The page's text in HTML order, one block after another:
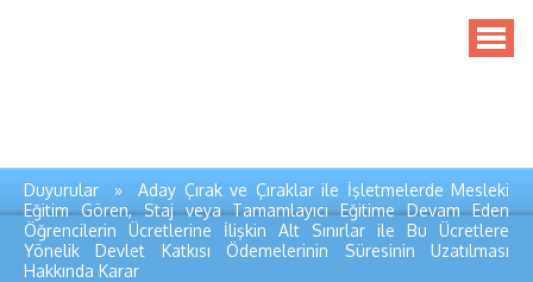
Duyurular » Aday Çırak ve Çıraklar ile İşletmelerde Mesleki
Eğitim Gören, Staj veya Tamamlayıcı Eğitime Devam Eden
Öğrencilerin Ücretlerine İlişkin Alt Sınırlar ile Bu Ücretlere
Yönelik Devlet Katkısı Ödemelerinin Süresinin Uzatılması
Hakkında Karar